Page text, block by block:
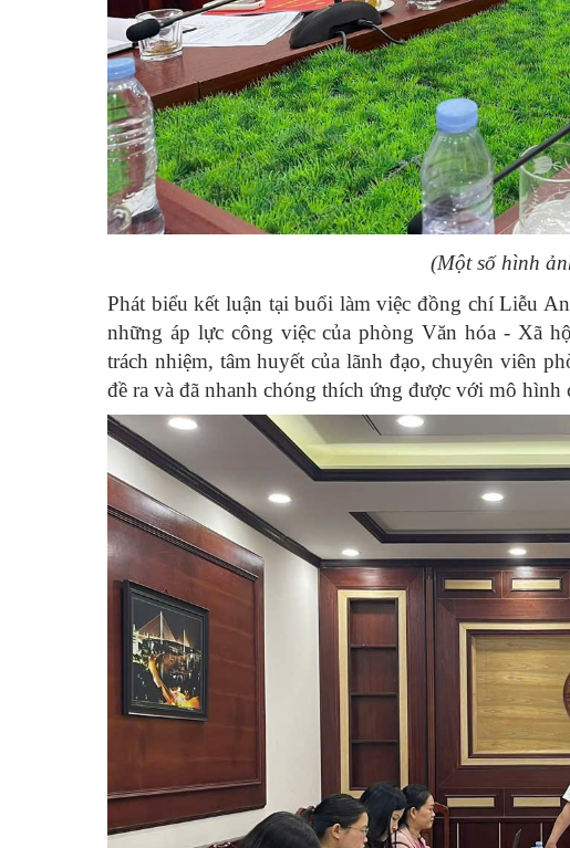
(Một số hình
Phát biểu kết luận tại buổi làm việc đồng chí Liễu
những áp lực công việc của phòng Văn hóa - Xã
trách nhiệm, tâm huyết của lãnh đạo, chuyên viên
đề ra và đã nhanh chóng thích ứng được với mô